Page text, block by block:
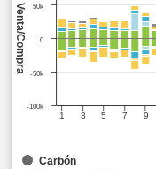
Venta/Compra
1 3 5 7 9
-50k
0
50k
-100k
Carbón